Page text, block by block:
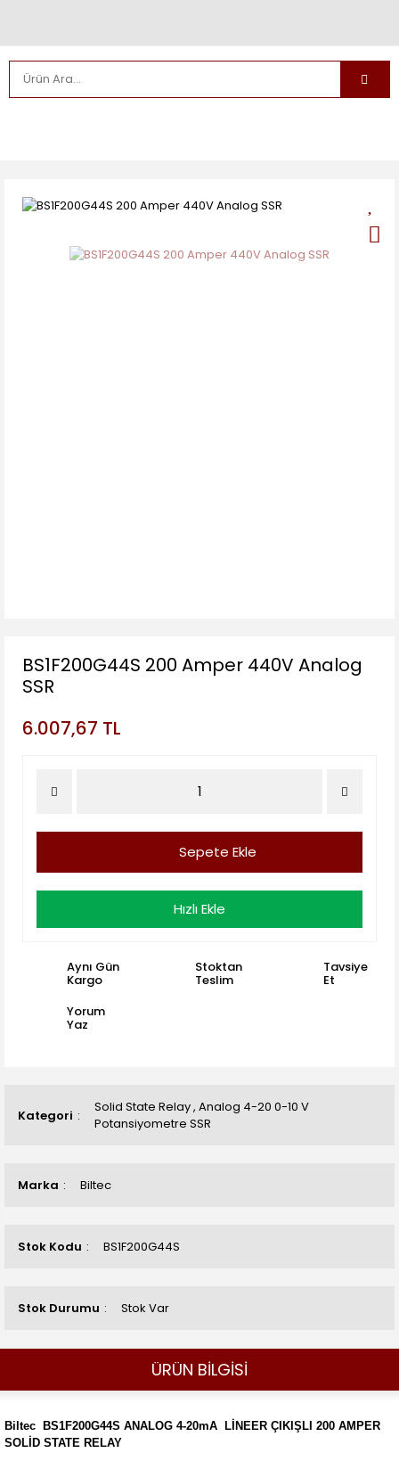
Kategori Solid State Relay, Analog 4-20 0-10 V
Potansiyometre SSR
Marka Biltec
Stok Kodu BS1F200G44S
Stok Durumu Stok Var
BS1F200G44S 200 Amper 440V Analog
SSR
6.007,67 TL
Sepete Ekle
Hızlı Ekle
Aynı Gün
Kargo
Stoktan
Teslim
Tavsiye
Et
Yorum
Yaz
ÜRÜN BİLGİSİ
Biltec BS1F200G44S ANALOG 4-20mA LİNEER ÇIKIŞLI 200 AMPER
SOLİD STATE RELAY